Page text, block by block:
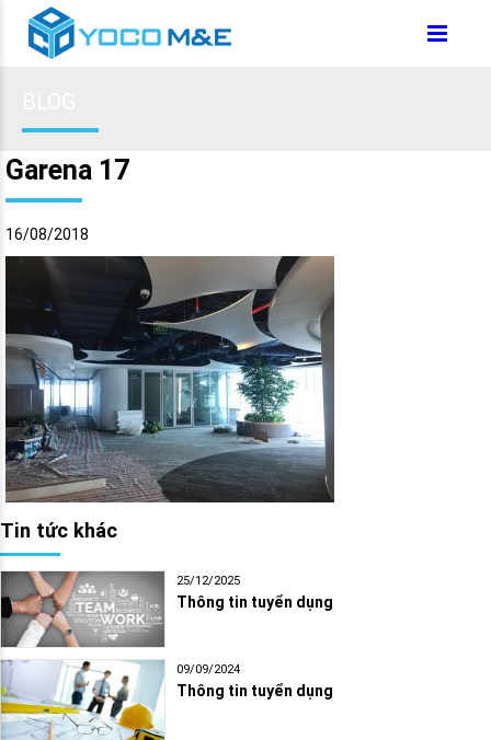
Garena 17
16/08/2018
Tin tức khác
25/12/2025
Thông tin tuyển dụng
09/09/2024
Thông tin tuyển dụng